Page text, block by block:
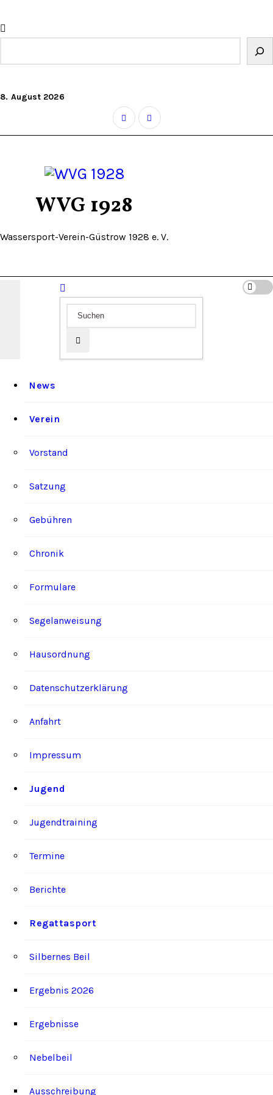
Inhalt
springen
8. August 2026
WVG 1928
Wassersport-Verein-Güstrow 1928 e. V.
News
Verein
Vorstand
Satzung
Gebühren
Chronik
Formulare
Segelanweisung
Hausordnung
Datenschutzerklärung
Anfahrt
Impressum
Jugend
Jugendtraining
Termine
Berichte
Regattasport
Silbernes Beil
Ergebnis 2026
Ergebnisse
Nebelbeil
Ausschreibung